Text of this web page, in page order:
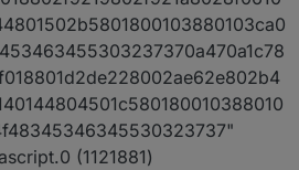
(1121881)